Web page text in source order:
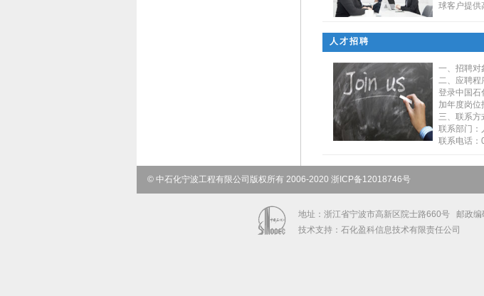
球客户提
人才招聘
一、招聘对
二、应聘程
登录中国石
加年度岗位
三、联系方
联系部门：
联系电话
© 中石化宁波工程有限公司版权所有 2006-2020 浙ICP备12018746号
地址：浙江省宁波市高新区院士路660号 邮政
技术支持：石化盈科信息技术有限责任公司